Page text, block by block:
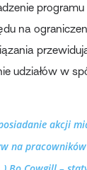
na
udziałów w
akcji
na